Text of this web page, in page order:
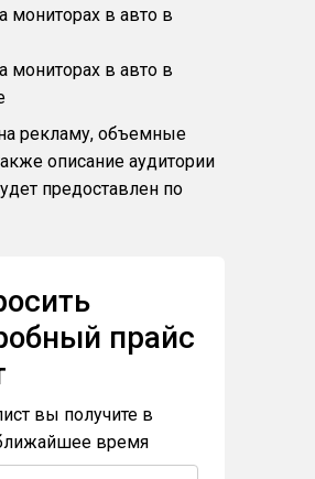
мониторах в авто в
мониторах в авто в
рекламу, объемные
описание аудитории
предоставлен по
прайс
вы получите в
время